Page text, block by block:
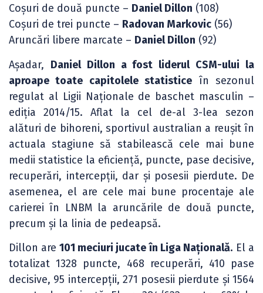
Coșuri de două puncte – Daniel Dillon (108)
Coșuri de trei puncte – Radovan Markovic (56)
Aruncări libere marcate – Daniel Dillon (92)
Așadar, Daniel Dillon a fost liderul CSM-ului la
aproape toate capitolele statistice în sezonul
regulat al Ligii Naționale de baschet masculin –
ediția 2014/15. Aflat la cel de-al 3-lea sezon
alături de bihoreni, sportivul australian a reușit în
actuala stagiune să stabilească cele mai bune
medii statistice la eficiență, puncte, pase decisive,
recuperări, intercepții, dar și posesii pierdute. De
asemenea, el are cele mai bune procentaje ale
carierei în LNBM la aruncările de două puncte,
precum și la linia de pedeapsă.
Dillon are 101 meciuri jucate în Liga Națională. El a
totalizat 1328 puncte, 468 recuperări, 410 pase
decisive, 95 intercepții, 271 posesii pierdute și 1564